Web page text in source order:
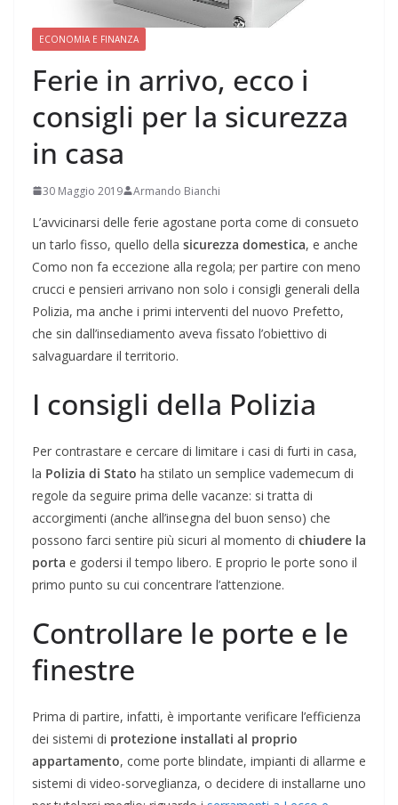
ECONOMIA E FINANZA
Ferie in arrivo, ecco i
consigli per la sicurezza
in casa
30 Maggio 2019 Armando Bianchi
L’avvicinarsi delle ferie agostane porta come di consueto
un tarlo fisso, quello della sicurezza domestica, e anche
Como non fa eccezione alla regola; per partire con meno
crucci e pensieri arrivano non solo i consigli generali della
Polizia, ma anche i primi interventi del nuovo Prefetto,
che sin dall’insediamento aveva fissato l’obiettivo di
salvaguardare il territorio.
I consigli della Polizia
Per contrastare e cercare di limitare i casi di furti in casa,
la Polizia di Stato ha stilato un semplice vademecum di
regole da seguire prima delle vacanze: si tratta di
accorgimenti (anche all’insegna del buon senso) che
possono farci sentire più sicuri al momento di chiudere la
porta e godersi il tempo libero. E proprio le porte sono il
primo punto su cui concentrare l’attenzione.
Controllare le porte e le
finestre
Prima di partire, infatti, è importante verificare l’efficienza
dei sistemi di protezione installati al proprio
appartamento, come porte blindate, impianti di allarme e
sistemi di video-sorveglianza, o decidere di installarne uno